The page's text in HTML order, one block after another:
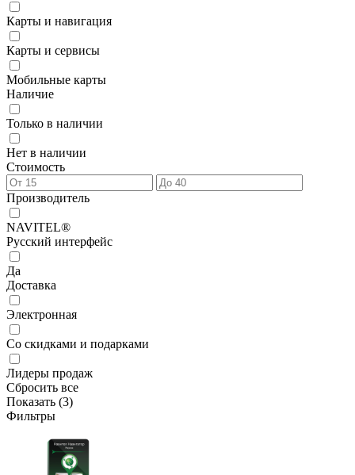
Карты и навигация
Карты и сервисы
Мобильные карты
Наличие
Только в наличии
Нет в наличии
Стоимость
Производитель
NAVITEL®
Русский интерфейс
Да
Доставка
Электронная
Со скидками и подарками
Лидеры продаж
Сбросить все
Показать (3)
Фильтры